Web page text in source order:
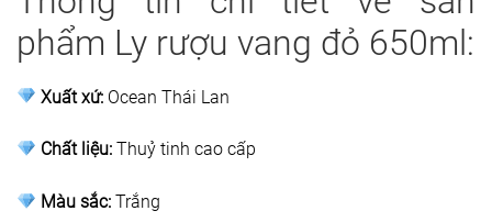
phẩm Ly rượu vang đỏ 650ml:
Xuất xứ: Ocean Thái Lan
Chất liệu: Thuỷ tinh cao cấp
Màu sắc: Trắng